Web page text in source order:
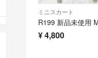
ミニスカート
¥4,800